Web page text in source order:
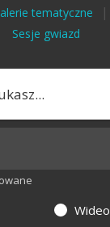
tematyczne
Sesje gwiazd
Wideo